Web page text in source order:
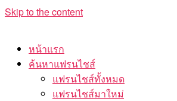
Skip to the content
หน้าแรก
ค้นหาแฟรนไชส์
แฟรนไชส์ทั้งหมด
แฟรนไชส์มาใหม่